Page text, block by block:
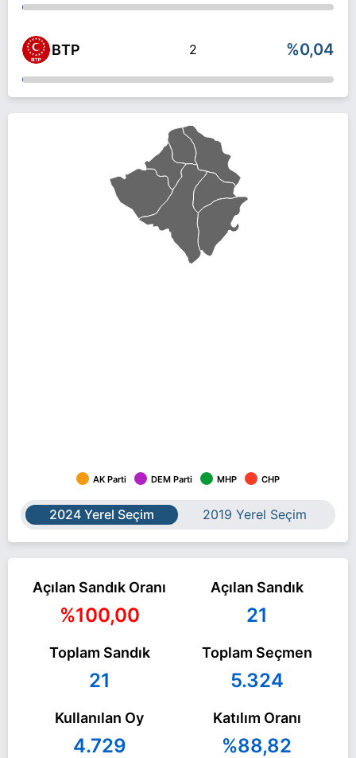
BTP 2 %0,04
AK Parti DEM Parti MHP CHP
2024 Yerel Seçim 2019 Yerel Seçim
Açılan Sandık Oranı
%100,00
Açılan Sandık
21
Toplam Sandık
21
Toplam Seçmen
5.324
Kullanılan Oy
4.729
Katılım Oranı
%88,82